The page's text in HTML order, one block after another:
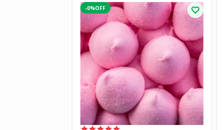
-0%